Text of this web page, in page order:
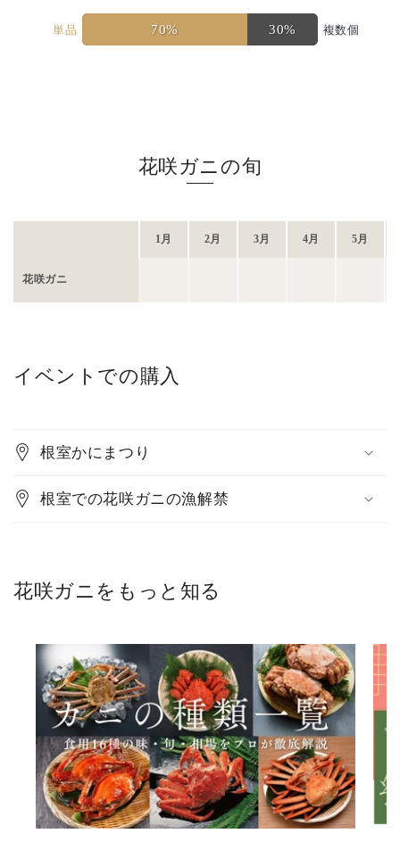
単品 70% 30% 複数個
花咲ガニの旬
1月 2月 3月 4月 5月
花咲ガニ
イベントでの購入
根室かにまつり
根室での花咲ガニの漁解禁
花咲ガニをもっと知る